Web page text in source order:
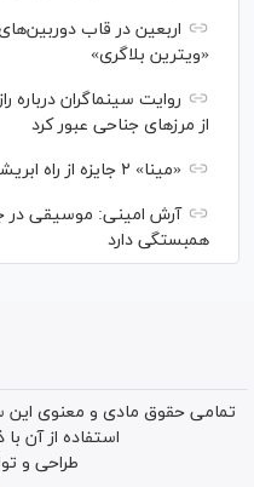
اربعین در قاب
«ویترین بلاگری»
روایت سینماگران درباره
از مرزهای جناحی عبور کرد
«مینا» ۲ جایزه از راه ابریشم گرفت
آرش امینی: موسیقی
همبستگی دارد
تمامی حقوق مادی و معنوی این
استفاده از آن
طراحی و